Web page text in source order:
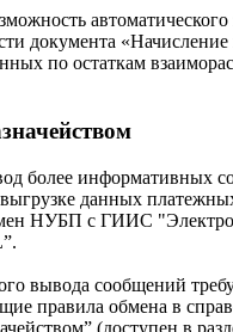
документа «Начисление
по остаткам
более информативных
данных
НУБП с ГИИС
вывода сообщений
правила обмена в
(доступен в